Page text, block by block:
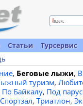
Статьи
Турсервис
, Беговые лыжи,
туризм,
По Байкалу, Под
Спортзал, Триатлон,